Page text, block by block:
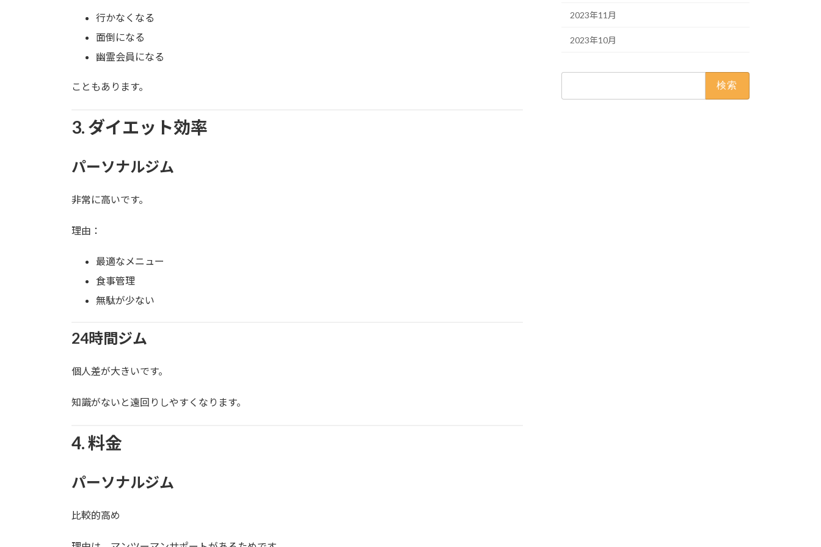
行かなくなる
面倒になる
幽霊会員になる
こともあります。
3. ダイエット効率
パーソナルジム
非常に高いです。
理由：
最適なメニュー
食事管理
無駄が少ない
24時間ジム
個人差が大きいです。
知識がないと遠回りしやすくなります。
4. 料金
パーソナルジム
比較的高め
2023年11月
2023年10月